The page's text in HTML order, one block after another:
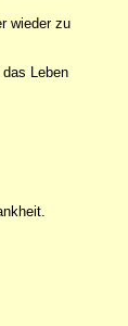
wieder zu
Leben